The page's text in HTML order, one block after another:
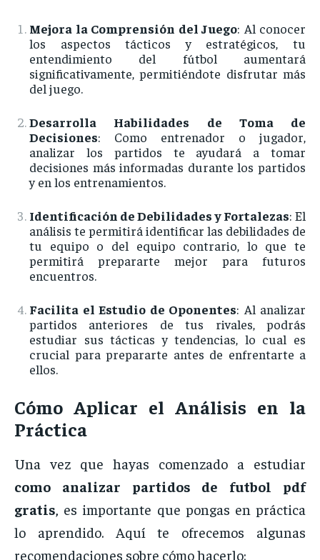
Mejora la Comprensión del Juego: Al conocer
los aspectostácticosy estratégicos,tu
entendimiento del fútbol aumentará
significativamente,permitiéndote disfrutarmás
del juego.
Desarrolla Habilidades de Toma de
Decisiones: Como entrenador o jugador,
analizar los partidos te ayudará atomar
decisiones másinformadas durantelospartidos
yen los entrenamientos.
Identificación deDebilidadesyFortalezas: El
análisis te permitirá identificar las debilidades de
tu equipo o del equipo contrario, lo que te
permitirá prepararte mejor para futuros
encuentros.
Facilita el Estudio de Oponentes: Al analizar
partidos anteriores detus rivales,podrás
estudiar sustácticasytendencias, lo cual es
crucial para prepararte antes de enfrentarte a
ellos.
Cómo Aplicar el Análisis en la
Práctica
Unavez que hayas comenzado a estudiar
como analizar partidos de futbol pdf
gratis es importante que pongas enpráctica
lo aprendido. Aquíte ofrecemos algunas
recomendaciones sobre cómohacerlo: